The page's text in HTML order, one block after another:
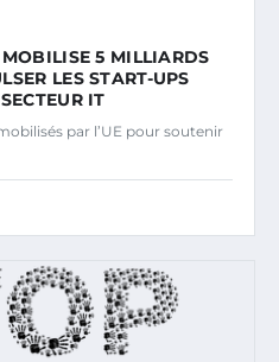
MOBILISE 5 MILLIARDS
LES START-UPS
IT
par l’UE pour soutenir